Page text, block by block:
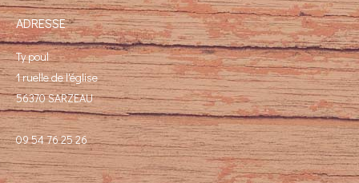
ADRESSE
Ty poul
1 ruelle de l'église
56370 SARZEAU
09 54 76 25 26